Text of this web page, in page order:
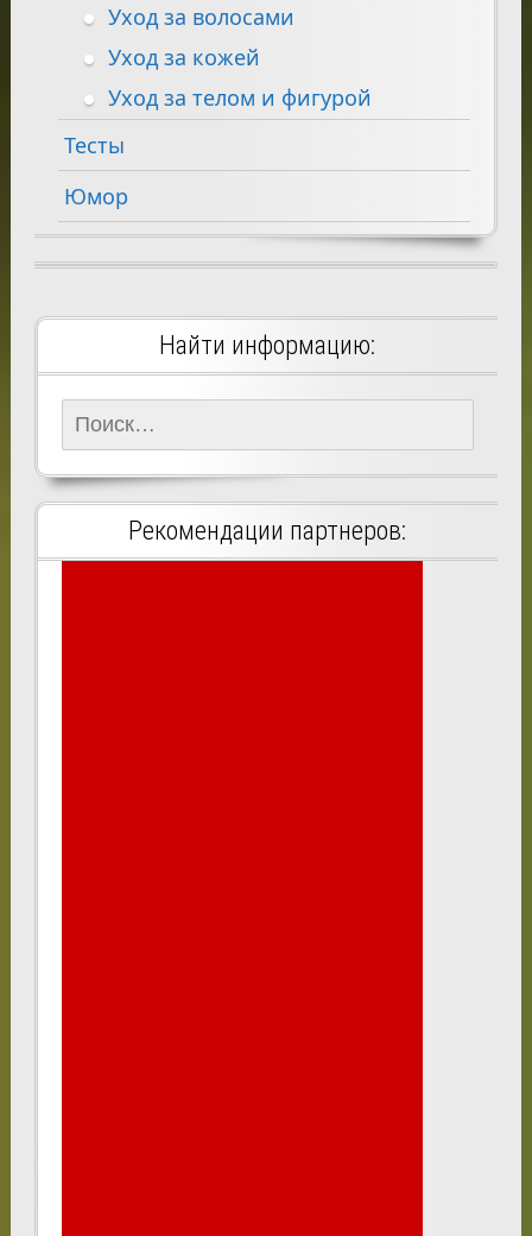
Уход за волосами
Уход за кожей
Уход за телом и фигурой
Тесты
Юмор
Найти информацию:
Найти:
Рекомендации партнеров: